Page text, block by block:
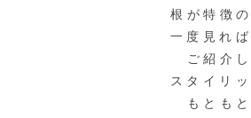
根が特徴
一度見れ
ご紹介し
スタイリ
もともと